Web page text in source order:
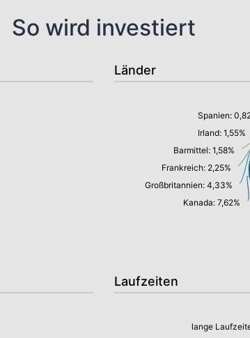
So wird investiert
Länder
Kanada: 7,62%
Großbritannien: 4,33%
Frankreich: 2,25%
Barmittel: 1,58%
Irland: 1,55%
Spanien:
Laufzeiten
lange